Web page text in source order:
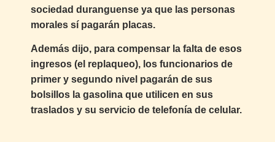
sociedad duranguense ya que las personas
morales sí pagarán placas.
Además dijo, para compensar la falta de esos
ingresos (el replaqueo), los funcionarios de
primer y segundo nivel pagarán de sus
bolsillos la gasolina que utilicen en sus
traslados y su servicio de telefonía de celular.